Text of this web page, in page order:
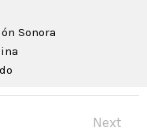
Sonora
Next